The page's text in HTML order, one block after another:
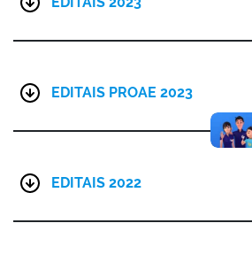
EDITAIS PROAE 2023
EDITAIS 2022